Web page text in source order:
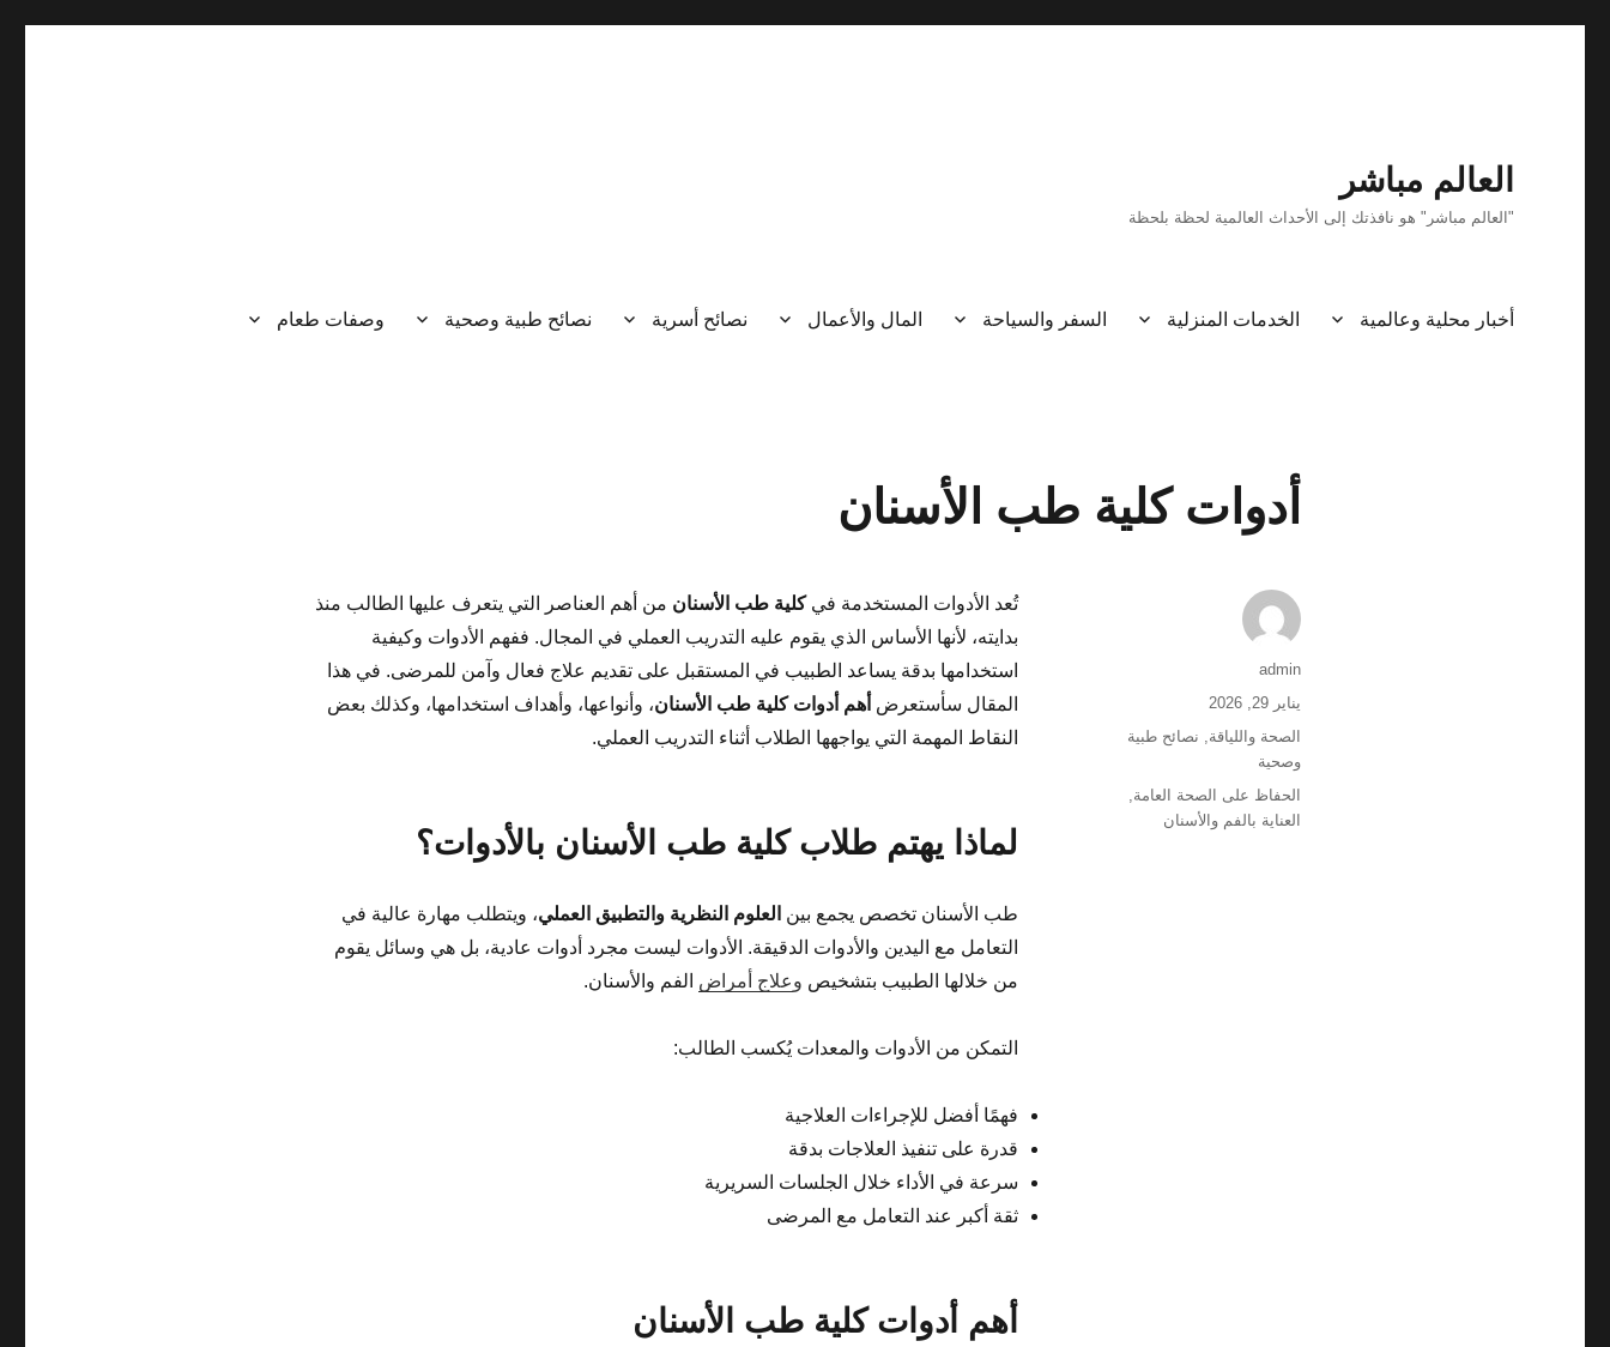
العالم مباشر
"العالم مباشر" هو نافذتك إلى الأحداث العالمية لحظة بلحظة
أخبار محلية وعالمية الخدمات المنزلية السفر والسياحة المال والأعمال نصائح أسرية نصائح طبية وصحية وصفات طعام
أدوات كلية طب الأسنان
تُعد الأدوات المستخدمة فيكلية طب الأسنان من أهم العناصر التي يتعرف عليها الطالب منذ
بدايته، لأنها الأساس الذي يقوم عليه التدريب العملي في المجال. ففهم الأدوات وكيفية
استخدامها بدقة يساعد الطبيب في المستقبل على تقديم علاج فعال وآمن للمرضى. في هذا
المقال سأستعرض أهم أدوات كلية طب الأسنان، وأنواعها، وأهداف استخدامها، وكذلك بعض
النقاط المهمة التي يواجهها الطلاب أثناء التدريب العملي.
لماذا يهتم طلاب كلية طب الأسنان بالأدوات؟
طب الأسنان تخصص يجمع بين العلوم النظرية والتطبيق العملي، ويتطلب مهارة عالية في
التعامل مع اليدين والأدوات الدقيقة. الأدوات ليست مجرد أدوات عادية، بل هي وسائل يقوم
من خلالها الطبيب بتشخيص وعلاج أمراض الفم والأسنان.
التمكن من الأدوات والمعدات يُكسب الطالب:
فهمًا أفضل للإجراءات العلاجية
قدرة على تنفيذ العلاجات بدقة
سرعة في الأداء خلال الجلسات السريرية
ثقة أكبر عند التعامل مع المرضى
أهم أدوات كلية طب الأسنان
الكاتب
admin
نُشرت
في
يناير 29, 2026
التصنيفات
الصحة واللياقة, نصائح طبية
وصحية
الوسوم
الحفاظ على الصحة العامة,
العناية بالفم والأسنان